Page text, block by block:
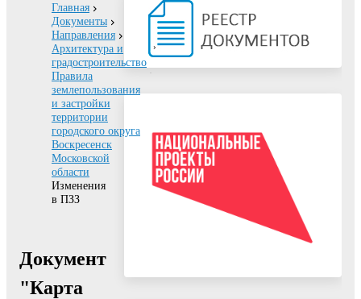
Главная
Документы
Направления
Архитектура и
градостроительство
Правила
землепользования
и застройки
территории
городского округа
Воскресенск
Московской
области
Изменения
в ПЗЗ
Документ
"Карта